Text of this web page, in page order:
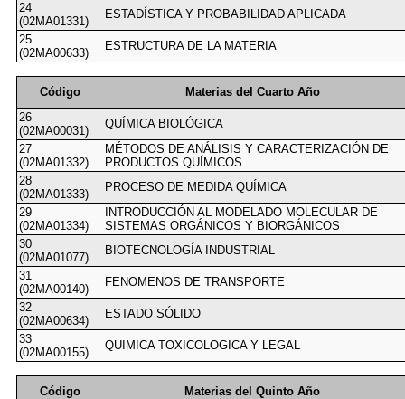
24
(02MA01331)
ESTADÍSTICA Y PROBABILIDAD APLICADA
25
(02MA00633)
ESTRUCTURA DE LA MATERIA
Código
Materias del Cuarto Año
26
(02MA00031)
QUÍMICA BIOLÓGICA
27
(02MA01332)
MÉTODOS DE ANÁLISIS Y CARACTERIZACIÓN DE
PRODUCTOS QUÍMICOS
28
(02MA01333)
PROCESO DE MEDIDA QUÍMICA
29
(02MA01334)
INTRODUCCIÓN AL MODELADO MOLECULAR DE
SISTEMAS ORGÁNICOS Y BIORGÁNICOS
30
(02MA01077)
BIOTECNOLOGÍA INDUSTRIAL
31
(02MA00140)
FENOMENOS DE TRANSPORTE
32
(02MA00634)
ESTADO SÓLIDO
33
(02MA00155)
QUIMICA TOXICOLOGICA Y LEGAL
Código
Materias del Quinto Año